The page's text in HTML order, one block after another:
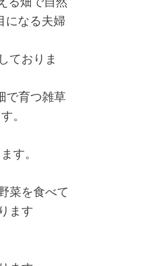
になる夫婦
ておりま
で育つ雑草
。
す。
菜を食べて
ます